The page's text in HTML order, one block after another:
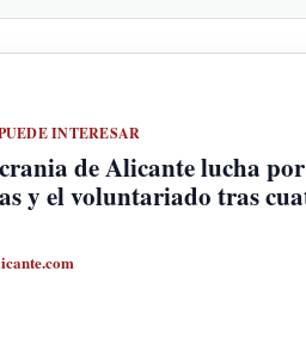
INTERESAR
de Alicante lucha
y el voluntariado tras